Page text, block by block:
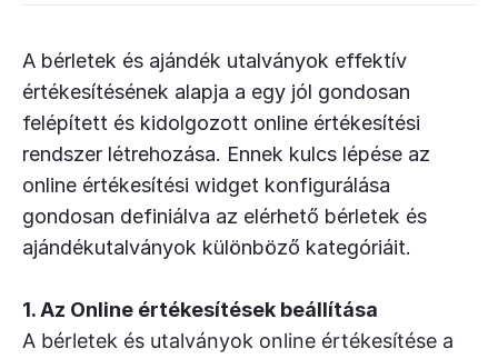
A bérletek és ajándék utalványok effektív
értékesítésének alapja a egy jól gondosan
felépített és kidolgozott online értékesítési
rendszer létrehozása. Ennek kulcs lépése az
online értékesítési widget konfigurálása
gondosan definiálva az elérhető bérletek és
ajándékutalványok különböző kategóriáit.
1. Az Online értékesítések beállítása
A bérletek és utalványok online értékesítése a